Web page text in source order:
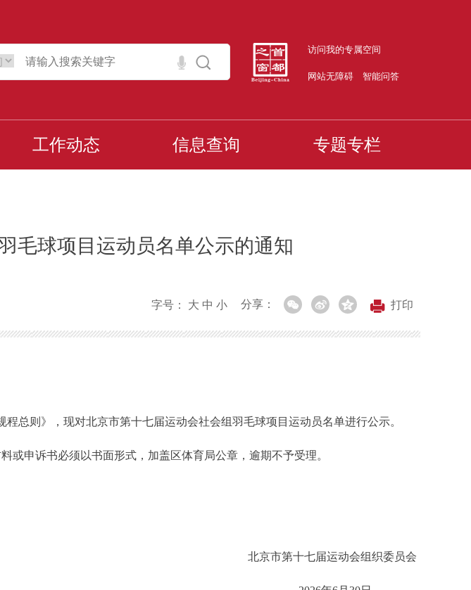
访问我的专属空间
网站无障碍 智能问答
工作动态 信息查询 专题专栏
毛球项目运动员名单公示的通知
字号： 大 中 小 分享： 打印
则》，现对北京市第十七届运动会社会组羽毛球项目运动员名单进行公示。
申诉书必须以书面形式，加盖区体育局公章，逾期不予受理。
北京市第十七届运动会组织委员会